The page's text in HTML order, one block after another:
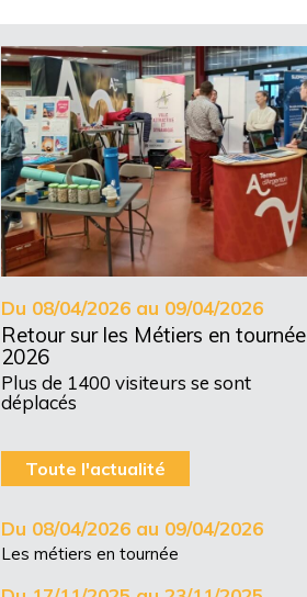
Du 08/04/2026 au 09/04/2026
Retour sur les Métiers en tournée
2026
Plus de 1400 visiteurs se sont
déplacés
Toute l'actualité
Du 08/04/2026 au 09/04/2026
Les métiers en tournée